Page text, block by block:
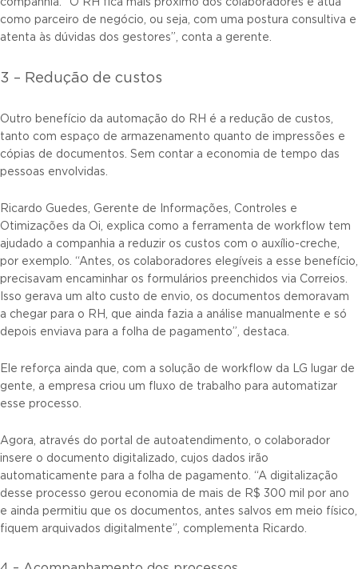
companhia. “O RH fica mais próximo dos colaboradores e atua
como parceiro de negócio, ou seja, com uma postura consultiva e
atenta às dúvidas dos gestores”, conta a gerente.
3 – Redução de custos
Outro benefício da automação do RH é a redução de custos,
tanto com espaço de armazenamento quanto de impressões e
cópias de documentos. Sem contar a economia de tempo das
pessoas envolvidas.
Ricardo Guedes, Gerente de Informações, Controles e
Otimizações da Oi, explica como a ferramenta de workflow tem
ajudado a companhia a reduzir os custos com o auxílio-creche,
por exemplo. “Antes, os colaboradores elegíveis a esse benefício,
precisavam encaminhar os formulários preenchidos via Correios.
Isso gerava um alto custo de envio, os documentos demoravam
a chegar para o RH, que ainda fazia a análise manualmente e só
depois enviava para a folha de pagamento”, destaca.
Ele reforça ainda que, com a solução de workflow da LG lugar de
gente, a empresa criou um fluxo de trabalho para automatizar
esse processo.
Agora, através do portal de autoatendimento, o colaborador
insere o documento digitalizado, cujos dados irão
automaticamente para a folha de pagamento. “A digitalização
desse processo gerou economia de mais de R$ 300 mil por ano
e ainda permitiu que os documentos, antes salvos em meio físico,
fiquem arquivados digitalmente”, complementa Ricardo.